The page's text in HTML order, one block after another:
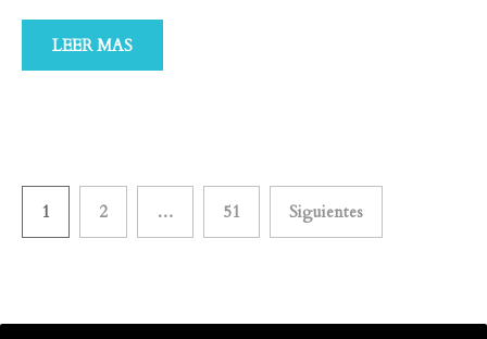
LEER MAS
Paginación
1 2 … 51 Siguientes